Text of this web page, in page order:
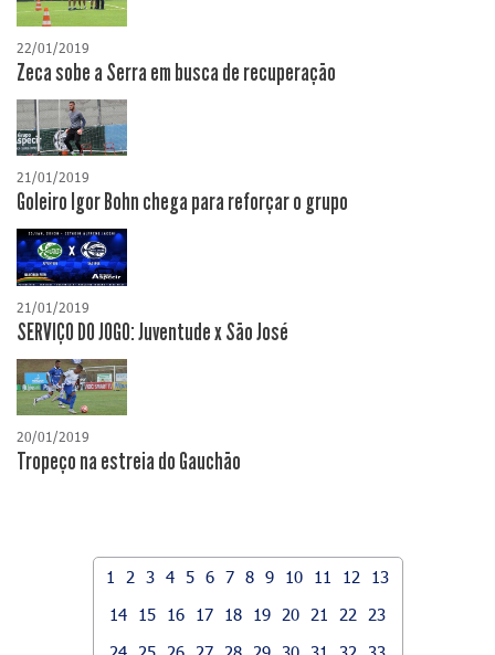
22/01/2019
Zeca sobe a Serra em busca de recuperação
21/01/2019
Goleiro Igor Bohn chega para reforçar o grupo
21/01/2019
SERVIÇO DO JOGO: Juventude x São José
20/01/2019
Tropeço na estreia do Gauchão
1 2 3 4 5 6 7 8 9 10 11 12
13
14
15 16 17 18 19 20 21 22
23